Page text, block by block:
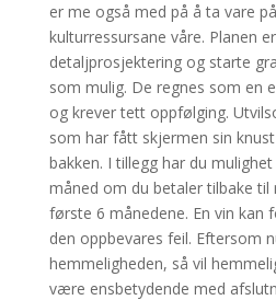
er me også med på å ta vare
kulturressursane våre. Planen
detaljprosjektering og starte
som mulig. De regnes som en
og krever tett oppfølging.
som har fått skjermen sin
bakken. I tillegg har du
måned om du betaler tilbake til
første 6 månedene. En vin kan
den oppbevares feil. Eftersom
hemmeligheden, så vil
være ensbetydende med